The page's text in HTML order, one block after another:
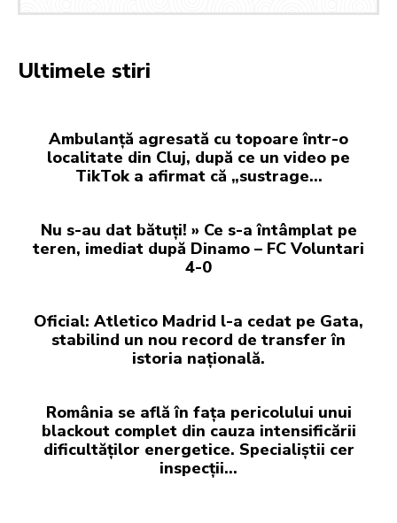
Ultimele stiri
Ambulanță agresată cu topoare într-o
localitate din Cluj, după ce un video pe
TikTok a afirmat că „sustrage…
Nu s-au dat bătuți! » Ce s-a întâmplat pe
teren, imediat după Dinamo – FC Voluntari
4-0
Oficial: Atletico Madrid l-a cedat pe Gata,
stabilind un nou record de transfer în
istoria națională.
România se află în fața pericolului unui
blackout complet din cauza intensificării
dificultăților energetice. Specialiștii cer
inspecții…